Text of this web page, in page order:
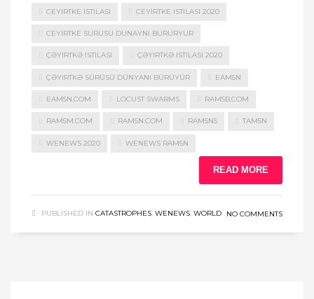
CEYIRTKE ISTILASI CEYIRTKE ISTILASI 2020
CEYIRTKE SURUSU DUNAYNI BURURYUR
ÇƏYIRTKƏ ISTILASI ÇƏYIRTKƏ ISTILASI 2020
ÇƏYIRTKƏ SÜRÜSÜ DÜNYANI BÜRÜYÜR EAM5N
EAM5N.COM LOCUST SWARMS RAM5B.COM
RAM5M.COM RAM5N.COM RAM5N5 TAM5N
WENEWS 2020 WENEWS RAM5N
READ MORE
PUBLISHED IN CATASTROPHES, WENEWS, WORLD NO COMMENTS